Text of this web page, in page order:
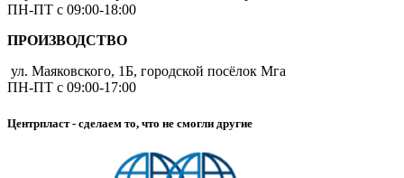
ПН-ПТ с 09:00-18:00
ПРОИЗВОДСТВО
ул. Маяковского, 1Б, городской посёлок Мга
ПН-ПТ с 09:00-17:00
Центрпласт - сделаем то, что не смогли другие